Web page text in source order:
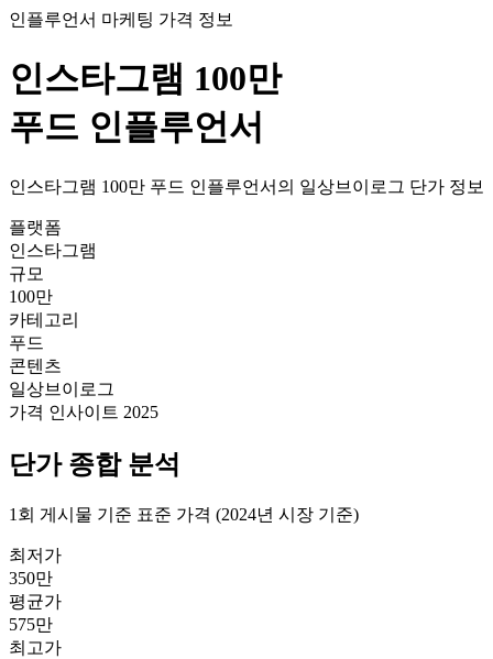
인플루언서 마케팅 가격 정보
인스타그램 100만
푸드 인플루언서
인스타그램 100만 푸드 인플루언서의 일상브이로그 단가 정보
플랫폼
인스타그램
규모
100만
카테고리
푸드
콘텐츠
일상브이로그
가격 인사이트 2025
단가종합 분석
1회 게시물 기준 표준 가격 (2024년 시장 기준)
최저가
350만
평균가
575만
최고가